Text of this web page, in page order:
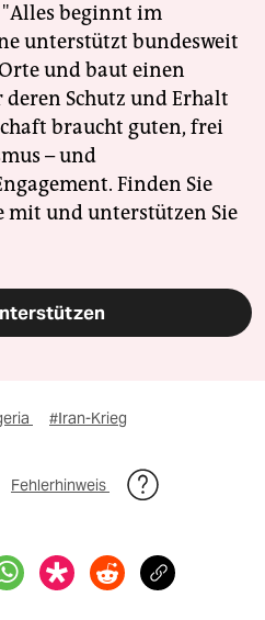
beginnt im
unterstützt bundesweit
und baut einen
Schutz und Erhalt
braucht guten, frei
– und
Finden Sie
mit und unterstützen Sie
#Iran-Krieg
Fehlerhinweis